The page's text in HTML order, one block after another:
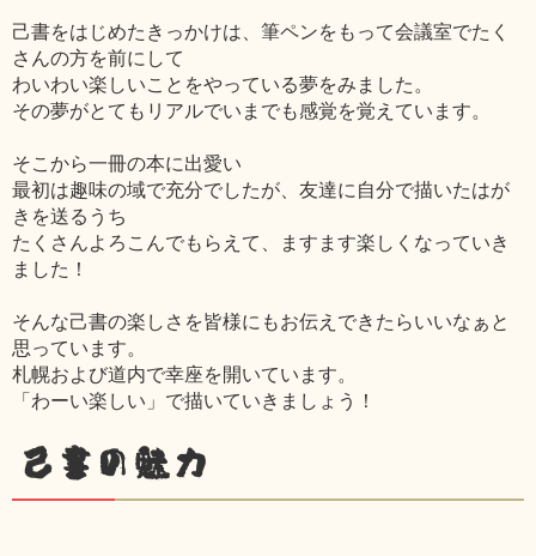
己書をはじめたきっかけは、筆ペンをもって会議室でたく
さんの方を前にして
わいわい楽しいことをやっている夢をみました。
その夢がとてもリアルでいまでも感覚を覚えています。
そこから一冊の本に出愛い
最初は趣味の域で充分でしたが、友達に自分で描いたはが
きを送るうち
たくさんよろこんでもらえて、ますます楽しくなっていき
ました！
そんな己書の楽しさを皆様にもお伝えできたらいいなぁと
思っています。
札幌および道内で幸座を開いています。
「わーい楽しい」で描いていきましょう！
己書の魅力